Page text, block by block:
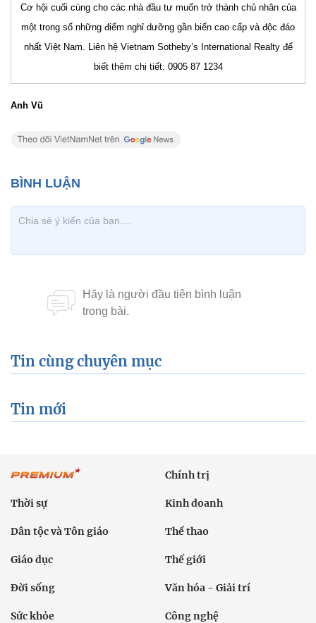
Cơ hội cuối cùng cho các nhà đầu tư muốn trở thành chủ nhân của
một trong số những điểm nghỉ dưỡng gần biển cao cấp và độc đáo
nhất Việt Nam. Liên hệ Vietnam Sotheby’s International Realty để
biết thêm chi tiết: 0905 87 1234
Anh Vũ
Tin cùng chuyên mục
Tin mới
Chính trị
Thời sự Kinh doanh
Dân tộc và Tôn giáo Thể thao
Giáo dục Thế giới
Đời sống Văn hóa - Giải trí
Sức khỏe Công nghệ